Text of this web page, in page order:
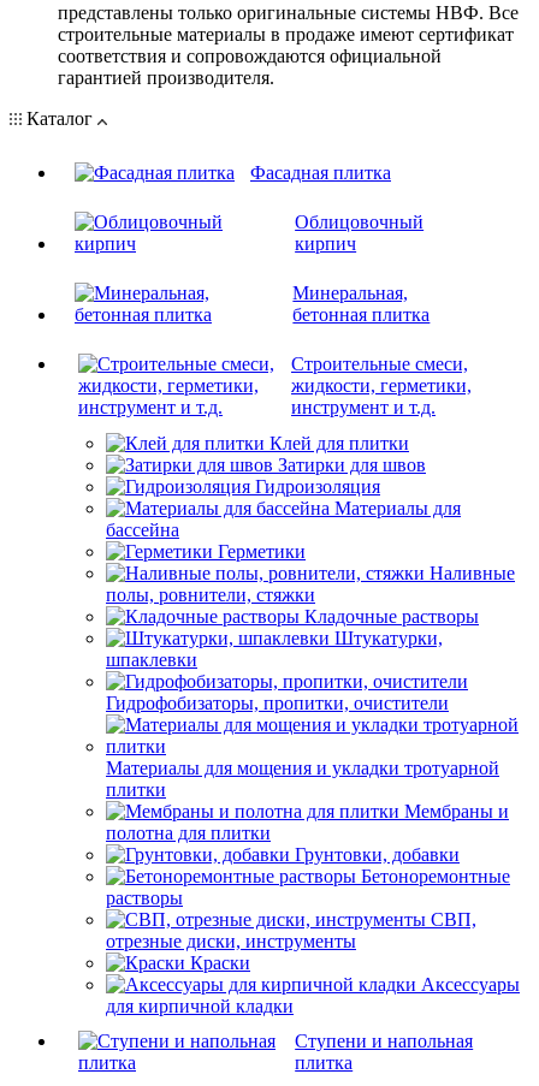
представлены только оригинальные системы НВФ. Все
строительные материалы в продаже имеют сертификат
соответствия и сопровождаются официальной
гарантией производителя.
Каталог
Фасадная плитка
Облицовочный
кирпич
Минеральная,
бетонная плитка
Строительные смеси,
жидкости, герметики,
инструмент и т.д.
Клей для плитки
Затирки для швов
Гидроизоляция
Материалы для
бассейна
Герметики
Наливные
полы, ровнители, стяжки
Кладочные растворы
Штукатурки,
шпаклевки
Гидрофобизаторы, пропитки, очистители
Материалы для мощения и укладки тротуарной
плитки
Мембраны и
полотна для плитки
Грунтовки, добавки
Бетоноремонтные
растворы
СВП,
отрезные диски, инструменты
Краски
Аксессуары
для кирпичной кладки
Ступени и напольная
плитка